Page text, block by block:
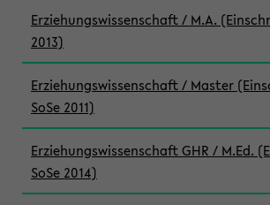
Erziehungswissenschaft / M.A.
2013)
Erziehungswissenschaft / Master
SoSe 2011)
Erziehungswissenschaft GHR / M.Ed.
SoSe 2014)